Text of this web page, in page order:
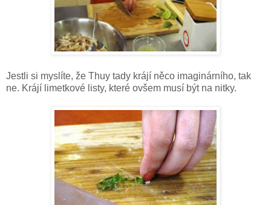
Jestli si myslíte, že Thuy tady krájí něco imaginárního, tak
ne. Krájí limetkové listy, které ovšem musí být na nitky.